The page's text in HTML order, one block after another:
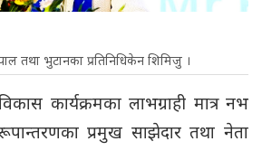
तथा भुटानका प्रतिनिधिकेन शिमिजु ।
कार्यक्रमका लाभग्राही मात्र नभ
प्रमुख साझेदार तथा नेता